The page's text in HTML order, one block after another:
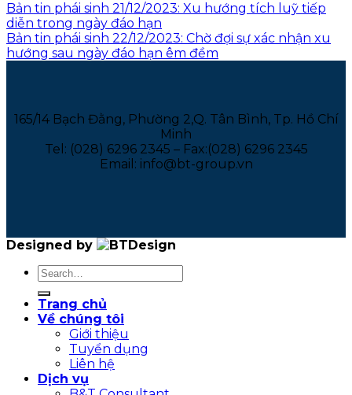
Bản tin phái sinh 21/12/2023: Xu hướng tích luỹ tiếp
diễn trong ngày đáo hạn
Bản tin phái sinh 22/12/2023: Chờ đợi sự xác nhận xu
hướng sau ngày đáo hạn êm đềm
165/14 Bạch Đằng, Phường 2,Q. Tân Bình, Tp. Hồ Chí
Minh
Tel: (028) 6296 2345 – Fax:(028) 6296 2345
Email: info@bt-group.vn
Designed by
Trang chủ
Về chúng tôi
Giới thiệu
Tuyển dụng
Liên hệ
Dịch vụ